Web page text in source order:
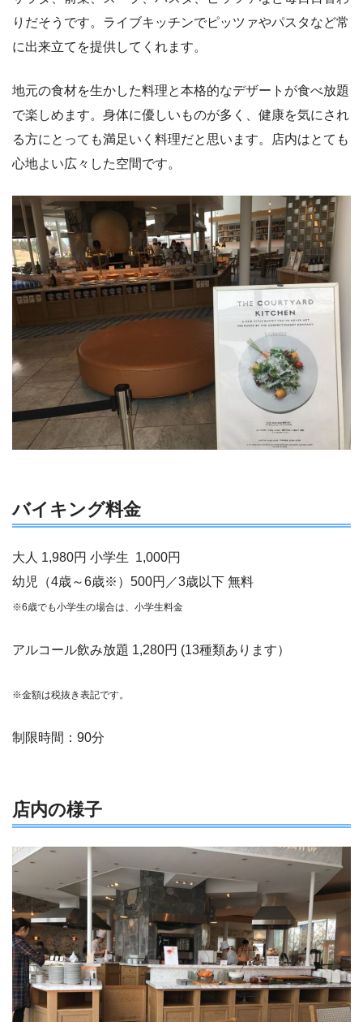
りだそうです。ライブキッチンでピッツァやパスタなど常
に出来立てを提供してくれます。
地元の食材を生かした料理と本格的なデザートが食べ放題
で楽しめます。身体に優しいものが多く、健康を気にされ
る方にとっても満足いく料理だと思います。店内はとても
心地よい広々した空間です。
バイキング料金
大人 1,980円 小学生 1,000円
幼児（4歳～6歳※）500円／3歳以下 無料
※6歳でも小学生の場合は、小学生料金
アルコール飲み放題 1,280円 (13種類あります）
※金額は税抜き表記です。
制限時間：90分
店内の様子